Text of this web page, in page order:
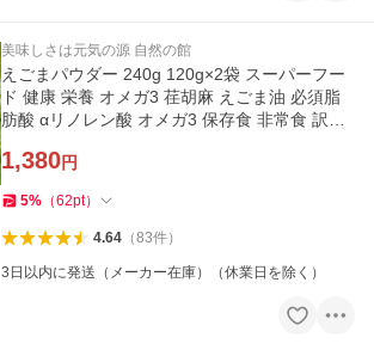
美味しさは元気の源 自然の館
えごまパウダー 240g 120g×2袋 スーパーフー
ド 健康 栄養 オメガ3 荏胡麻 えごま油 必須脂
肪酸 αリノレン酸 オメガ3 保存食 非常食 訳あ
1,380円
5% （62pt）
4.64（83件）
3日以内に発送（メーカー在庫）（休業日を除く）